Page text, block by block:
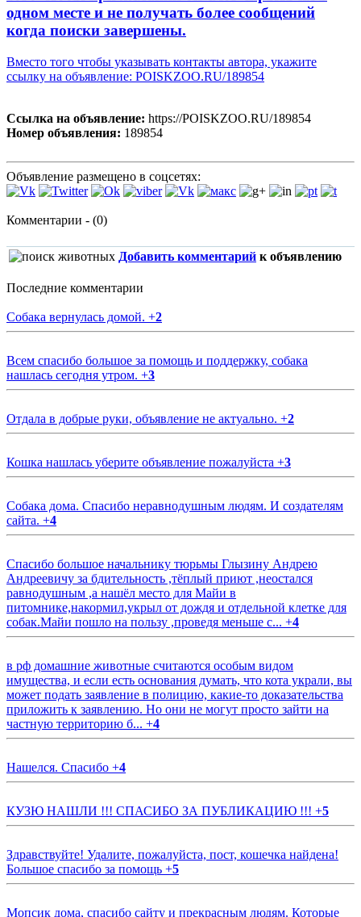
одном месте и не получать более сообщений
когда поиски завершены.
Вместо того чтобы указывать контакты автора, укажите
ссылку на объявление: POISKZOO.RU/189854
Ссылка на объявление: https://POISKZOO.RU/189854
Номер объявления: 189854
Объявление размещено в соцсетях:
Комментарии - (0)
Добавить комментарий к объявлению
Последние комментарии
Собака вернулась домой. +2
Всем спасибо большое за помощь и поддержку, собака
нашлась сегодня утром. +3
Отдала в добрые руки, объявление не актуально. +2
Кошка нашлась уберите объявление пожалуйста +3
Собака дома. Спасибо неравнодушным людям. И создателям
сайта. +4
Спасибо большое начальнику тюрьмы Глызину Андрею
Андреевичу за бдительность ,тёплый приют ,неостался
равнодушным ,а нашёл место для Майи в
питомнике,накормил,укрыл от дождя и отдельной клетке для
собак.Майи пошло на пользу ,проведя меньше с... +4
в рф домашние животные считаются особым видом
имущества, и если есть основания думать, что кота украли, вы
может подать заявление в полицию, какие-то доказательства
приложить к заявлению. Но они не могут просто зайти на
частную территорию б... +4
Нашелся. Спасибо +4
КУЗЮ НАШЛИ !!! СПАСИБО ЗА ПУБЛИКАЦИЮ !!! +5
Здравствуйте! Удалите, пожалуйста, пост, кошечка найдена!
Большое спасибо за помощь +5
Мопсик дома, спасибо сайту и прекрасным людям. Которые